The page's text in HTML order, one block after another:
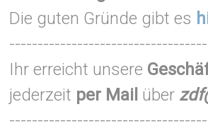
Die guten Gründe gibt es
Ihr erreicht unsere
jederzeit per Mail über